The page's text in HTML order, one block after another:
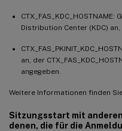
Distribution Center (KDC) an,
an, der
angegeben.
Weitere Informationen finden
Sitzungsstart mit
denen, die für die